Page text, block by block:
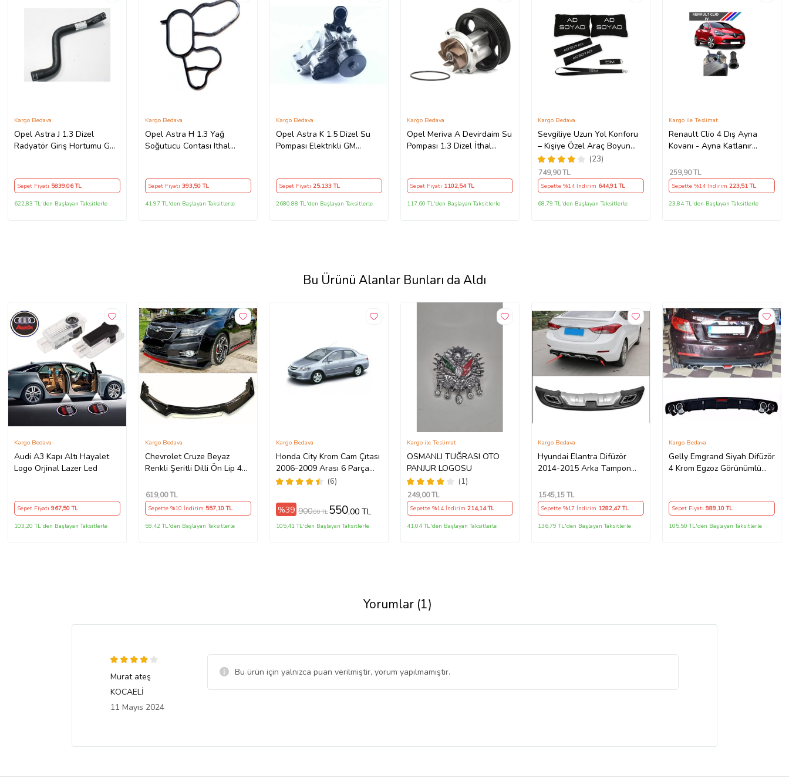
Opel Astra J 1.3 Dizel
Radyatör Giriş Hortumu Gm
Kargo Bedava
Sepet Fiyatı 5839,06 TL
622,83 TL'den Başlayan Taksitlerle
Opel Astra H 1.3 Yağ
Soğutucu Contası Ithal
Kargo Bedava
Sepet Fiyatı 393,50 TL
41,97 TL'den Başlayan Taksitlerle
Opel Astra K 1.5 Dizel Su
Pompası Elektrikli GM
Kargo Bedava
Sepet Fiyatı 25.133TL
2680,88 TL'den Başlayan Taksitlerle
Opel Meriva A Devirdaim Su
Pompası 1.3 Dizel İthal
Kargo Bedava
Sepet Fiyatı 1102,54 TL
117,60 TL'den Başlayan Taksitlerle
Sevgiliye Uzun Yol Konforu
– Kişiye Özel Araç Boyun
Yastığı & Kemer Pedi Hediye
Seti
(23)
Kargo Bedava
749,90 TL
Sepette %14 İndirim 644,91 TL
68,79 TL'den Başlayan Taksitlerle
Renault Clio 4 Dış Ayna
Kovanı - Ayna Katlanır
490307706 M3625
Kargo ile Teslimat
259,90 TL
Sepette %14 İndirim223,51 TL
23,84 TL'den Başlayan Taksitlerle
Bu Ürünü Alanlar Bunları da Aldı
Audi A3 Kapı Altı Hayalet
Logo Orjinal Lazer Led
Kargo Bedava
Sepet Fiyatı 967,50 TL
103,20 TL'den Başlayan Taksitlerle
Chevrolet Cruze Beyaz
Renkli Şeritli Dilli Ön Lip 4
Kargo Bedava
619,00 TL
Sepette %10 İndirim 557,10 TL
59,42 TL'den Başlayan Taksitlerle
Honda City Krom Cam Çıtası
2006-2009 Arası 6 Parça
Paslanmaz Çelik
(6)
Kargo Bedava
%39 900,00 TL 550,00 TL
105,41 TL'den Başlayan Taksitlerle
OSMANLI TUĞRASI OTO
PANJUR LOGOSU
(1)
Kargo ile Teslimat
249,00 TL
Sepette %14 İndirim 214,14 TL
41,04 TL'den Başlayan Taksitlerle
Hyundai Elantra Difüzör
2014-2015 Arka Tampon
Kargo Bedava
1545,15 TL
Sepette %17 İndirim 1282,47 TL
136,79 TL'den Başlayan Taksitlerle
Gelly Emgrand Siyah Difüzör
4 Krom Egzoz Görünümlü
Kargo Bedava
Sepet Fiyatı989,10 TL
105,50 TL'den Başlayan Taksitlerle
Yorumlar (1)
Murat ateş
KOCAELİ
11 Mayıs 2024
Bu ürün için yalnızca puan verilmiştir, yorum yapılmamıştır.